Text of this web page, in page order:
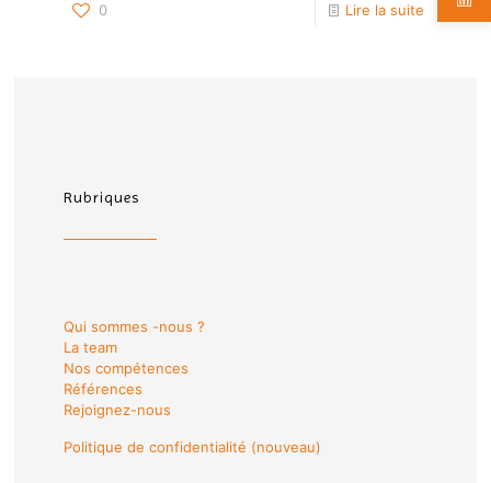
0 Lire la suite
Rubriques
Qui sommes -nous ?
La team
Nos compétences
Références
Rejoignez-nous
Politique de confidentialité (nouveau)